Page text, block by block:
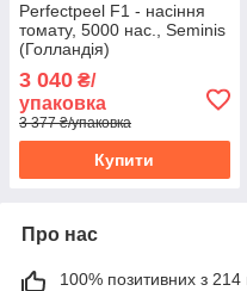
Perfectpeel F1 - насіння
томату, 5000 нас., Seminis
(Голландія)
3 040 ₴/
упаковка
3 377 ₴/упаковка
Купити
Про нас
100% позитивних з 214